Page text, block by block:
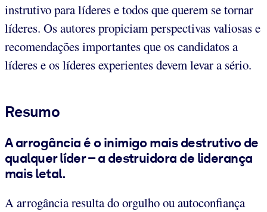
instrutivo para líderes e todos que querem se tornar
líderes. Os autores propiciam perspectivas valiosas e
recomendações importantes que os candidatos a
líderes e os líderes experientes devem levar a sério.
Resumo
A arrogância é o inimigo mais destrutivo de
qualquer líder – a destruidora de liderança
mais letal.
A arrogância resulta do orgulho ou autoconfiança